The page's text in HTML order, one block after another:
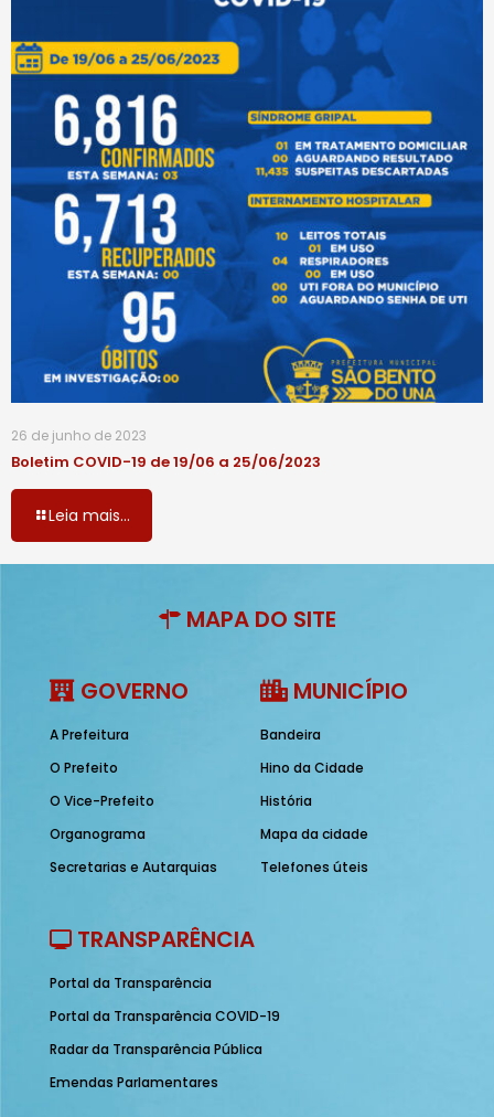
26 de junho de 2023
Boletim COVID-19 de 19/06 a 25/06/2023
Leia mais...
MAPA DO SITE
GOVERNO
A Prefeitura
O Prefeito
O Vice-Prefeito
Organograma
Secretarias e Autarquias
MUNICÍPIO
Bandeira
Hino da Cidade
História
Mapa da cidade
Telefones úteis
TRANSPARÊNCIA
Portal da Transparência
Portal da Transparência COVID-19
Radar da Transparência Pública
Emendas Parlamentares